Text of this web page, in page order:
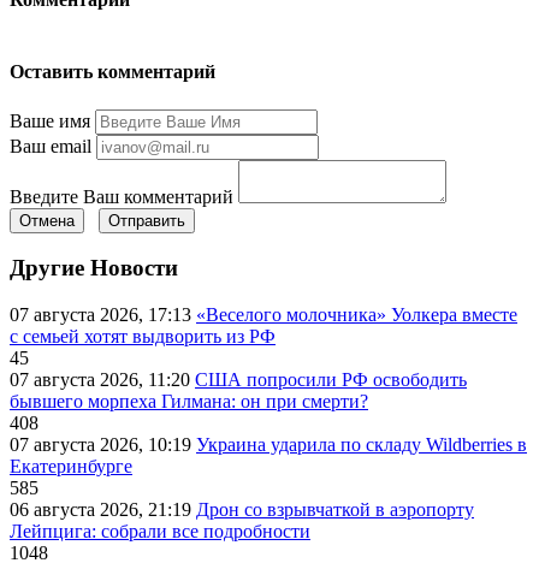
Оставить комментарий
Ваше имя
Ваш email
Введите Ваш комментарий
Отмена Отправить
Другие Новости
07 августа 2026, 17:13 «Веселого молочника» Уолкера вместе
с семьей хотят выдворить из РФ
45
07 августа 2026, 11:20 США попросили РФ освободить
бывшего морпеха Гилмана: он при смерти?
408
07 августа 2026, 10:19 Украина ударила по складу Wildberries в
Екатеринбурге
585
06 августа 2026, 21:19 Дрон со взрывчаткой в аэропорту
Лейпцига: собрали все подробности
1048